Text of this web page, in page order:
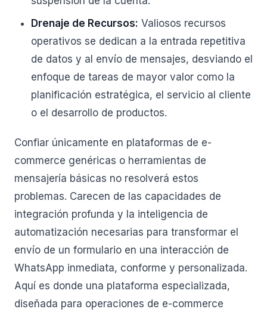
Drenaje de Recursos: Valiosos recursos
operativos se dedican a la entrada repetitiva
de datos y al envío de mensajes, desviando el
enfoque de tareas de mayor valor como la
planificación estratégica, el servicio al cliente
o el desarrollo de productos.
Confiar únicamente en plataformas de e-
commerce genéricas o herramientas de
mensajería básicas no resolverá estos
problemas. Carecen de las capacidades de
integración profunda y la inteligencia de
automatización necesarias para transformar el
envío de un formulario en una interacción de
WhatsApp inmediata, conforme y personalizada.
Aquí es donde una plataforma especializada,
diseñada para operaciones de e-commerce